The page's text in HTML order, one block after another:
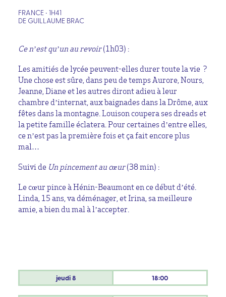
FRANCE • 1H41
DE GUILLAUME BRAC
Ce n’est qu’un au revoir(1h03) :
Les amitiés de lycée peuvent-elles durer toute la vie ?
Une chose est sûre, dans peu de temps Aurore, Nours,
Jeanne, Diane et les autres diront adieu à leur
chambre d’internat, aux baignades dans la Drôme, aux
fêtes dans la montagne. Louison coupera ses dreads et
la petite famille éclatera. Pour certaines d’entre elles,
ce n’est pas la première fois et ça fait encore plus
mal…
Suivi de Un pincement au cœur(38 min) :
Le cœur pince à Hénin-Beaumont en ce début d’été.
Linda, 15 ans, va déménager, et Irina, sa meilleure
amie, a bien du mal à l’accepter.
jeudi8 18:00